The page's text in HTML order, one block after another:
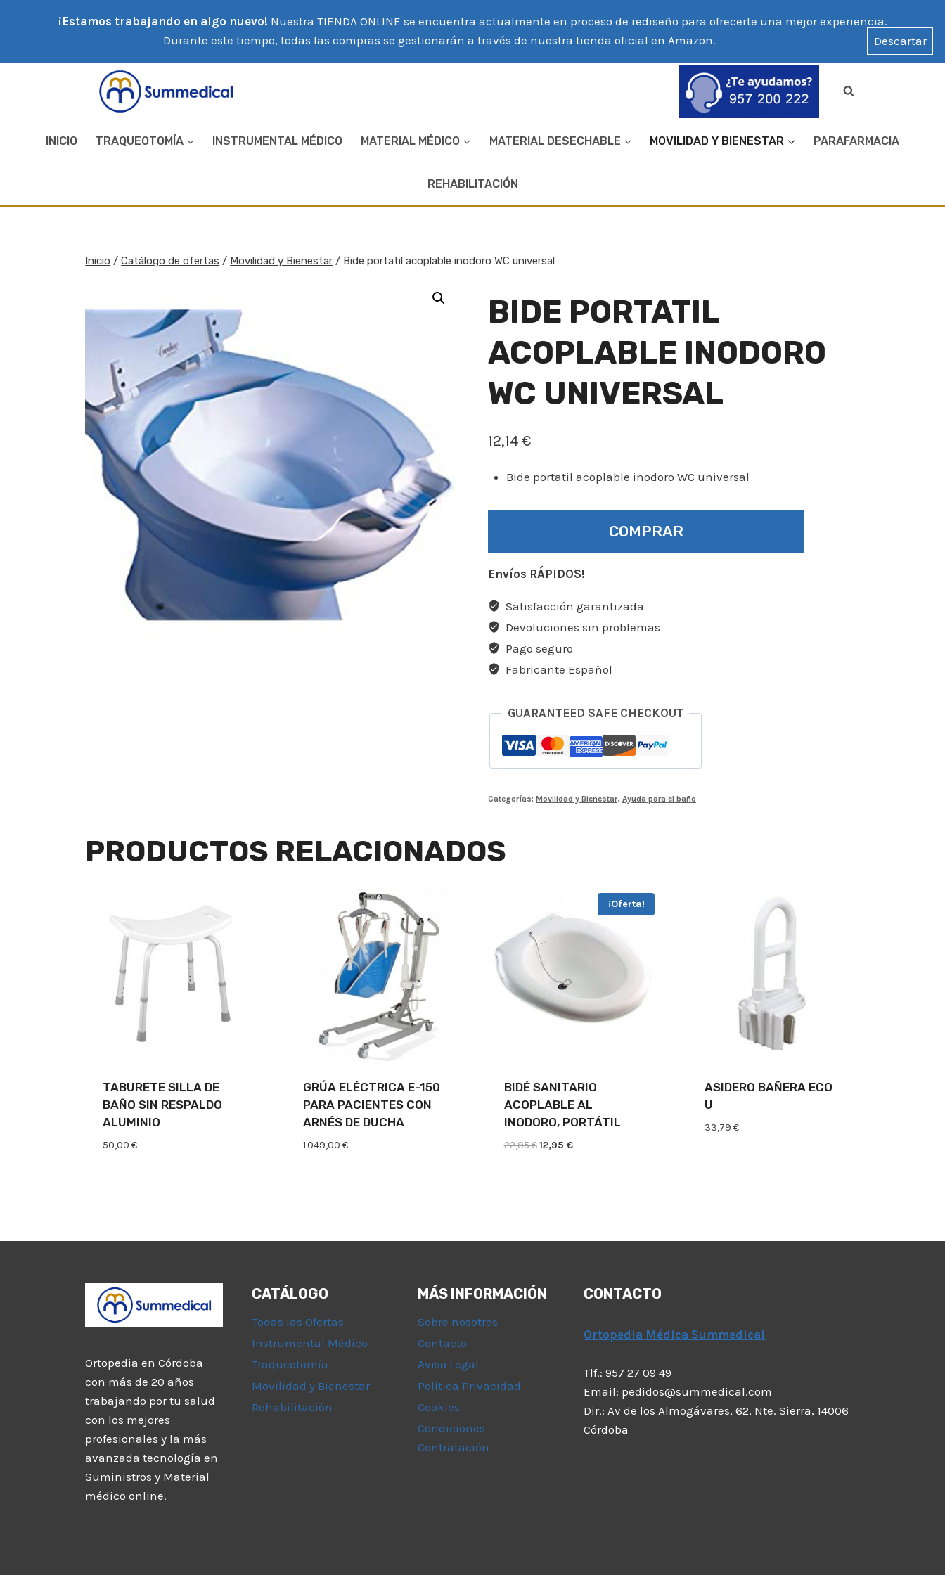
¡Estamos trabajando en algo nuevo! Nuestra TIENDA ONLINE se encuentra actualmente en proceso de rediseño para ofrecerte una mejor experiencia.
Durante este tiempo, todas las compras se gestionarán a través de nuestra tienda oficial en Amazon.
Descartar
INICIO TRAQUEOTOMÍA INSTRUMENTAL MÉDICO MATERIAL MÉDICO MATERIAL DESECHABLE MOVILIDAD Y BIENESTAR PARAFARMACIA
REHABILITACIÓN
Inicio / Catálogo de ofertas / Movilidad y Bienestar / Bide portatil acoplable inodoro WC universal
BIDE PORTATIL
ACOPLABLE INODORO
WC UNIVERSAL
12,14 €
Bide portatil acoplable inodoro WC universal
COMPRAR
Envíos RÁPIDOS!
Satisfacción garantizada
Devoluciones sin problemas
Pago seguro
Fabricante Español
GUARANTEED SAFE CHECKOUT
Categorías:Movilidad y Bienestar,Ayuda para el baño
PRODUCTOS RELACIONADOS
TABURETE SILLA DE
BAÑO SIN RESPALDO
ALUMINIO
50,00 €
GRÚA ELÉCTRICA E-150
PARA PACIENTES CON
ARNÉS DE DUCHA
1.049,00€
¡Oferta!
BIDÉ SANITARIO
ACOPLABLE AL
INODORO, PORTÁTIL
22,95€ El
12,95 €El
ASIDERO BAÑERA ECO
U
33,79 €
Ortopedia en Córdoba
con más de 20 años
trabajando por tu salud
con los mejores
profesionales y la más
avanzada tecnología en
Suministros y Material
médico online.
CATÁLOGO
Todas las Ofertas
Instrumental Médico
Traqueotomía
Movilidad y Bienestar
Rehabilitación
MÁS INFORMACIÓN
Sobre nosotros
Contacto
Aviso Legal
Política Privacidad
Cookies
Condiciones
Contratación
CONTACTO
Ortopedia Médica Summedical
Tlf.: 957 27 09 49
Email: pedidos@summedical.com
Dir.: Av de los Almogávares, 62, Nte. Sierra, 14006
Córdoba